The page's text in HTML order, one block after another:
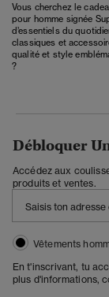
Vous cherchez le
pour homme signée
d’essentiels du
classiques et
qualité et style
?
Débloquer
Accédez aux
produits et ventes.
Vêtements
En t'inscrivant, tu
plus d'informations,